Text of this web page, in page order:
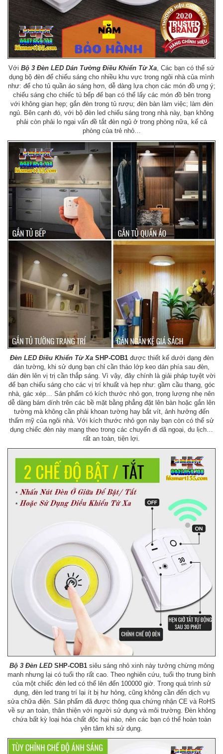
Với Bộ 3 Đèn LED Dán Tường Điều Khiển Từ Xa , Các bạn có thể sử
dụng bộ đèn để chiếu sáng cho nhiều khu vực trong ngôi nhà của mình
như: để cho tủ quần áo sáng hơn, dễ dàng lựa chọn các món đồ ưng ý;
chiếu sáng cho chiếc tủ bếp để bạn có thể lấy các món đồ bên trong
với không gian hẹp; gắn đèn trong tủ rượu; đèn bàn làm việc; làm đèn
ngủ. Bên cạnh đó, với bộ đèn led chiếu sáng trong nhà này, bạn không
phải còn phải lo ngại vấn đề tắt đèn ngủ ở trong phòng nữa, kể cả
phòng của trẻ nhỏ…
Đèn LED Điều Khiển Từ XaSHP-COB1được thiết kế dưới dạng đèn
dán tường, khi sử dụng bạn chỉ cần tháo lớp keo dán phía sau đèn,
dán đèn lên vị trị cần thắp sáng. Vì vậy, đây chính là giải pháp tuyệt vời
để bạn chiếu sáng cho các vị trí khuất và hẹp như: gầm cầu thang, góc
nhà, gác xép… Sản phẩm có kích thước nhỏ gọn, trọng lượng nhẹ nên
dễ dàng bám dính trên các bề mặt bằng phẳng đặt lên bàn hoặc gắn lên
tường mà không cần phải khoan tường hay bắt vít, ảnh hưởng đến
thẩm mỹ của ngôi nhà. Với kích thước nhỏ gọn này bạn còn có thể sử
dụng chiếc đèn này mang theo trong các chuyến đi dã ngoại, du lịch…
rất an toàn, tiện lợi.
Bộ 3 Đèn LED SHP-COB1siêu sáng nhỏ xinh này tưởng chừng mỏng
manh nhưng lại có tuổi thọ rất cao. Theo nghiên cứu, tuổi thọ trung bình
của một chiếc đèn led có thể lên đến 100000 giờ. Trong quá trình sử
dụng, đèn led trang trí lại ít bị hư hỏng, cũng không cần đến dịch vụ
sửa chữa điện. Sản phẩm đã được thông qua chứng nhận CE và RoHS
về sự an toàn, thân thiện với người sử dụng và môi trường. Đèn không
chứa bất kỳ loại hóa chất độc hại nào, nên các bạn có thể hoàn toàn
yên tâm khi sử dụng.